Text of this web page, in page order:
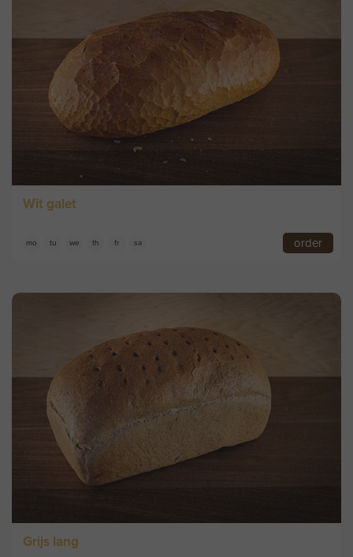
Wit galet
mo tu we th fr sa order
Grijs lang